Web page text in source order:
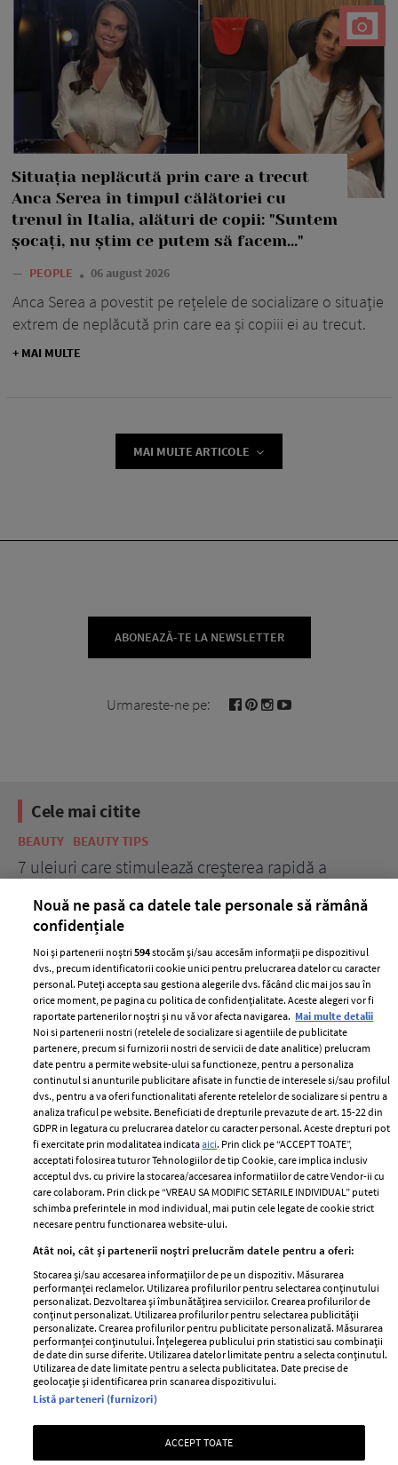
Situația neplăcută prin care a trecut
Anca Serea în timpul călătoriei cu
trenul în Italia, alături de copii: "Suntem
șocați, nu știm ce putem să facem..."
— PEOPLE 06 august 2026
Anca Serea a povestit pe rețelele de socializare o situație
extrem de neplăcută prin care ea și copiii ei au trecut.
+ MAI MULTE
MAI MULTE ARTICOLE
ABONEAZĂ-TE LA NEWSLETTER
Urmareste-ne pe:
Cele mai citite
BEAUTY BEAUTY TIPS
7 uleiuri care stimulează creșterea rapidă a
ELLE Style Awards
2024
Despre ELLE
Romania
Contact
Abonamente
Termeni si conditii
Politica de
confidențialitate
Politica de cookies
Publicitate
GSP
Unica
Baby
Retete
femei
Viva
Avantaje
Retete practice
Pariază responsabil! Decizia ONJN nr. 821/25.09.2025.
Jocurile de noroc sunt interzise minorilor.
Nouă ne pasă ca datele tale personale să rămână
confidențiale
Noi și partenerii noștri594stocăm și/sau accesăm informații pe dispozitivul
dvs., precum identificatorii cookie unici pentru prelucrarea datelor cu caracter
personal. Puteți accepta sau gestiona alegerile dvs. făcând clic mai jos sau în
orice moment, pe pagina cu politica de confidențialitate. Aceste alegeri vor fi
raportate partenerilor noștri și nu vă vor afecta navigarea. Mai multe detalii
Noi si partenerii nostri (retelele de socializare si agentiile de publicitate
partenere, precum si furnizorii nostri de servicii de date analitice) prelucram
date pentru a permite website-ului sa functioneze, pentru a personaliza
continutul si anunturile publicitare afisate in functie de interesele si/sau profilul
dvs., pentru a va oferi functionalitati aferente retelelor de socializare si pentru a
analiza traficul pe website. Beneficiati de drepturile prevazute de art. 15-22 din
GDPR in legatura cu prelucrarea datelor cu caracter personal. Aceste drepturi pot
fi exercitate prin modalitatea indicataaici. Prin click pe “ACCEPT TOATE”,
acceptati folosirea tuturor Tehnologiilor de tip Cookie, care implica inclusiv
acceptul dvs. cu privire la stocarea/accesarea informatiilor de catre Vendor-ii cu
care colaboram. Prin click pe “VREAU SA MODIFIC SETARILE INDIVIDUAL” puteti
schimba preferintele in mod individual, mai putin cele legate de cookie strict
necesare pentru functionarea website-ului.
Atât noi, cât și partenerii noștri prelucrăm datele pentru a oferi:
Stocarea și/sau accesarea informațiilor de pe un dispozitiv. Măsurarea
performanței reclamelor. Utilizarea profilurilor pentru selectarea conținutului
personalizat. Dezvoltarea și îmbunătățirea serviciilor. Crearea profilurilor de
conținut personalizat. Utilizarea profilurilor pentru selectarea publicității
personalizate. Crearea profilurilor pentru publicitate personalizată. Măsurarea
performanței conținutului. Înțelegerea publicului prin statistici sau combinații
de date din surse diferite. Utilizarea datelor limitate pentru a selecta conținutul.
Utilizarea de date limitate pentru a selecta publicitatea. Date precise de
geolocație și identificarea prin scanarea dispozitivului.
Listă parteneri (furnizori)
ACCEPT TOATE